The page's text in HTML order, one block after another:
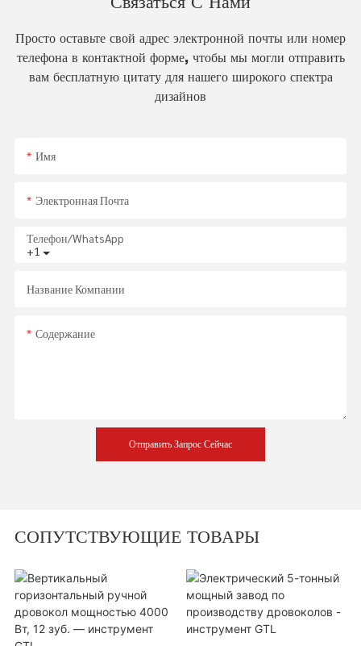
Связаться С Нами
Просто оставьте свой адрес электронной почты или номер
телефона в контактной форме, чтобы мы могли отправить
вам бесплатную цитату для нашего широкого спектра
дизайнов
Имя
Электронная Почта
+1
Телефон/WhatsApp
Название Компании
Содержание
Отправить Запрос Сейчас
СОПУТСТВУЮЩИЕ ТОВАРЫ